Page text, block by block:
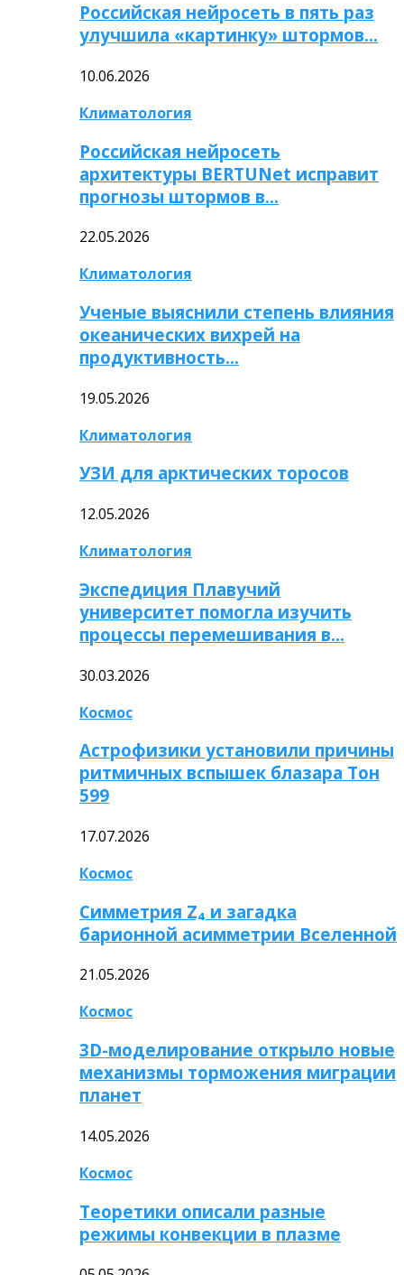
Российская нейросеть в пять раз
улучшила «картинку» штормов…
10.06.2026
Климатология
Российская нейросеть
архитектуры BERTUNet исправит
прогнозы штормов в…
22.05.2026
Климатология
Ученые выяснили степень влияния
океанических вихрей на
продуктивность…
19.05.2026
Климатология
УЗИ для арктических торосов
12.05.2026
Климатология
Экспедиция Плавучий
университет помогла изучить
процессы перемешивания в…
30.03.2026
Космос
Астрофизики установили причины
ритмичных вспышек блазара Тон
599
17.07.2026
Космос
Симметрия Z₄ и загадка
барионной асимметрии Вселенной
21.05.2026
Космос
3D-моделирование открыло новые
механизмы торможения миграции
планет
14.05.2026
Космос
Теоретики описали разные
режимы конвекции в плазме